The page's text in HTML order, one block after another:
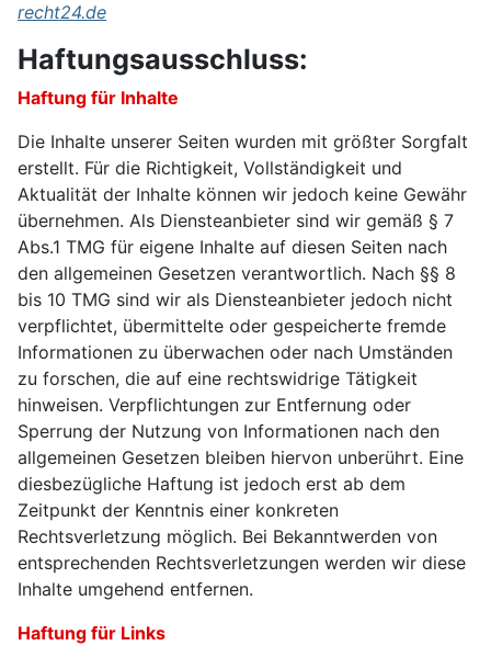
recht24.de
Haftungsausschluss:
Haftung für Inhalte
Die Inhalte unserer Seiten wurden mit größter Sorgfalt
erstellt. Für die Richtigkeit, Vollständigkeit und
Aktualität der Inhalte können wir jedoch keine Gewähr
übernehmen. Als Diensteanbieter sind wir gemäß § 7
Abs.1 TMG für eigene Inhalte auf diesen Seiten nach
den allgemeinen Gesetzen verantwortlich. Nach §§ 8
bis 10 TMG sind wir als Diensteanbieter jedoch nicht
verpflichtet, übermittelte oder gespeicherte fremde
Informationen zu überwachen oder nach Umständen
zu forschen, die auf eine rechtswidrige Tätigkeit
hinweisen. Verpflichtungen zur Entfernung oder
Sperrung der Nutzung von Informationen nach den
allgemeinen Gesetzen bleiben hiervon unberührt. Eine
diesbezügliche Haftung ist jedoch erst ab dem
Zeitpunkt der Kenntnis einer konkreten
Rechtsverletzung möglich. Bei Bekanntwerden von
entsprechenden Rechtsverletzungen werden wir diese
Inhalte umgehend entfernen.
Haftung für Links